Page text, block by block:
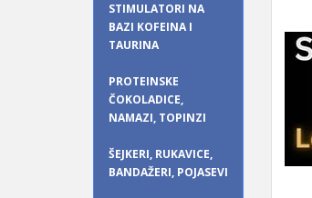
STIMULATORI NA
BAZI KOFEINA I
TAURINA
PROTEINSKE
ČOKOLADICE,
NAMAZI, TOPINZI
ŠEJKERI, RUKAVICE,
BANDAŽERI, POJASEVI